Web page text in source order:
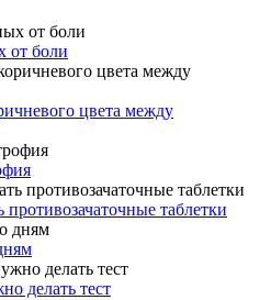
от боли
цвета между
таблетки
делать тест